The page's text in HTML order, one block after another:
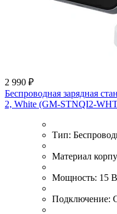
2 990 ₽
Беспроводная зарядная
2, White (GM-STNQI2-
Тип:
Материал
Мощность: 15
Подключение: